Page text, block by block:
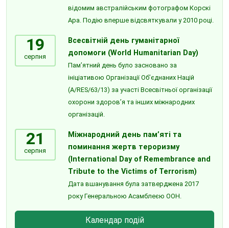
відомим австралійським фотографом Корскі
Ара. Подію вперше відсвяткували у 2010 році.
19
серпня
Всесвітній день гуманітарної
допомоги (World Humanitarian Day)
Пам’ятний день було засновано за
ініціативою Організації Об’єднаних Націй
(A/RES/63/13) за участі Всесвітньої організації
охорони здоров’я та інших міжнародних
організацій.
21
серпня
Міжнародний день пам’яті та
поминання жертв тероризму
(International Day of Remembrance and
Tribute to the Victims of Terrorism)
Дата вшанування була затверджена 2017
року Генеральною Асамблеєю ООН.
Календар подій